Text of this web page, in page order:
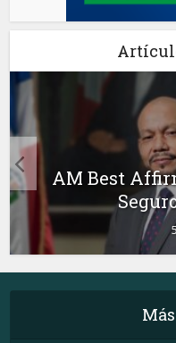
AM Best